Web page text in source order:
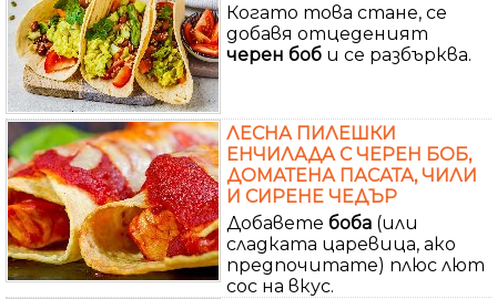
Когато това стане, се
добавя отцеденият
черен боб и се разбърква.
ЛЕСНА ПИЛЕШКИ
ЕНЧИЛАДА С ЧЕРЕН БОБ,
ДОМАТЕНА ПАСАТА, ЧИЛИ
И СИРЕНЕ ЧЕДЪР
Добавете боба (или
сладката царевица, ако
предпочитате) плюс лют
сос на вкус.